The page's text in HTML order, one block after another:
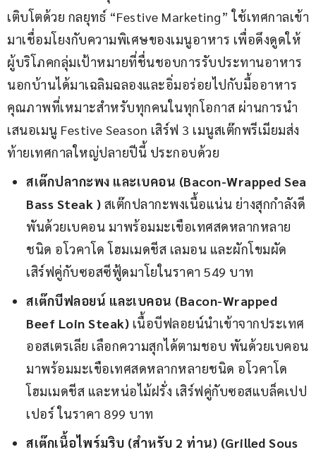
เติบโตด้วย กลยุทธ์ “Festive Marketing” ใช้เทศกาลเข้า
มาเชื่อมโยงกับความพิเศษของเมนูอาหาร เพื่อดึงดูดให้
ผู้บริโภคกลุ่มเป้าหมายที่ชื่นชอบการรับประทานอาหาร
นอกบ้านได้มาเฉลิมฉลองและอิ่มอร่อยไปกับมื้ออาหาร
คุณภาพที่เหมาะสำหรับทุกคนในทุกโอกาส ผ่านการนำ
เสนอเมนู Festive Season เสิร์ฟ 3 เมนูสเต๊กพรีเมียมส่ง
ท้ายเทศกาลใหญ่ปลายปีนี้ ประกอบด้วย
สเต๊กปลากะพง และเบคอน (Bacon-Wrapped Sea
Bass Steak ) สเต๊กปลากะพงเนื้อแน่น ย่างสุกกำลังดี
พันด้วยเบคอน มาพร้อมมะเขือเทศสดหลากหลาย
ชนิด อโวคาโด โฮมเมดชีส เลมอน และผักโขมผัด
เสิร์ฟคู่กับซอสซีฟู้ดมาโยในราคา 549 บาท
สเต๊กบีฟลอยน์ และเบคอน (Bacon-Wrapped
Beef Loin Steak) เนื้อบีฟลอยน์นำเข้าจากประเทศ
ออสเตรเลีย เลือกความสุกได้ตามชอบ พันด้วยเบคอน
มาพร้อมมะเขือเทศสดหลากหลายชนิด อโวคาโด
โฮมเมดชีส และหน่อไม้ฝรั่ง เสิร์ฟคู่กับซอสแบล็คเปป
เปอร์ ในราคา 899 บาท
สเต๊กเนื้อไพร์มริบ (สำหรับ 2 ท่าน) (Grilled Sous